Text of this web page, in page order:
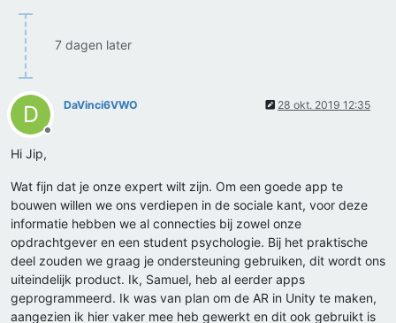
7 dagen later
D
Offline
DaVinci6VWO 28 okt. 2019 12:35
Hi Jip,
Wat fijn dat je onze expert wilt zijn. Om een goede app te
bouwen willen we ons verdiepen in de sociale kant, voor deze
informatie hebben we al connecties bij zowel onze
opdrachtgever en een student psychologie. Bij het praktische
deel zouden we graag je ondersteuning gebruiken, dit wordt ons
uiteindelijk product. Ik, Samuel, heb al eerder apps
geprogrammeerd. Ik was van plan om de AR in Unity te maken,
aangezien ik hier vaker mee heb gewerkt en dit ook gebruikt is